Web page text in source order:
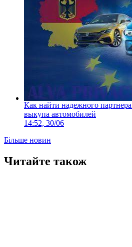
Как найти надежного
выкупа автомобилей
14:52, 30/06
Більше новин
Читайте також